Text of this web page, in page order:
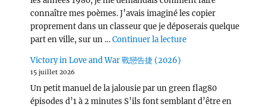
connaître mes poèmes. J’avais imaginé les copier
proprement dans un classeur que je déposerais quelque
part en ville, sur un …Continuer la lecturede « Wang Chu Ran
Victory in Love and War 戰戀告捷 (2026)
15 juillet 2026
Un petit manuel de la jalousie par un green flag80
épisodes d’1 à 2 minutes S’ils font semblant d’être en